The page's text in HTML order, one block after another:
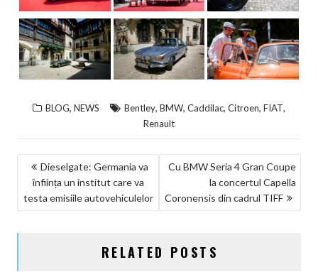
BLOG, NEWS Bentley, BMW, Caddilac, Citroen, FIAT,
Renault
NAVIGARE
ÎN
ARTICOLE
Dieselgate: Germania va
înființa un institut care va
testa emisiile autovehiculelor
Cu BMW Seria 4 Gran Coupe
la concertul Capella
Coronensis din cadrul TIFF
RELATED POSTS